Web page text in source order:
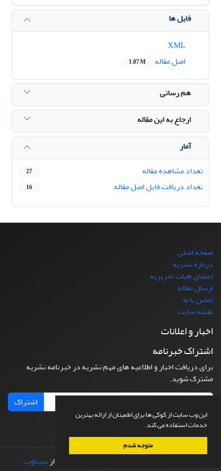
این وب سایت از کوکی ها برای اطمینان از ارائه بهترین
خدمات استفاده می کند.
متوجه شدم
فایل ها
اصل مقاله
1.07 M
هم رسانی
ارجاع به این مقاله
آمار
تعداد مشاهده مقاله
27
تعداد دریافت فایل اصل مقاله 16
صفحه اصلی
درباره نشریه
اعضای هیات تحریریه
ارسال مقاله
تماس با ما
نقشه سایت
اخبار و اعلانات
اشتراک خبرنامه
برای دریافت اخبار و اطلاعیه های مهم نشریه در خبرنامه نشریه
مشترک شوید.
اشتراک
طراحی و پیاده سازی ازسیناوب